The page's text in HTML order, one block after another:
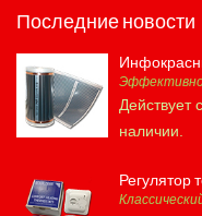
Последние новости
Эффективно
Действует
наличии.
Регулятор